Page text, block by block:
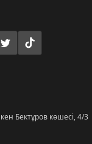
Бектұров көшесі, 4/3